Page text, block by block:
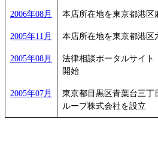
2006年08月 本店所在地を東京都港区
2005年11月 本店所在地を東京都港区
2005年08月
法律相談ポータルサイト
開始
2005年07月
東京都目黒区青葉台三丁
ループ株式会社を設立